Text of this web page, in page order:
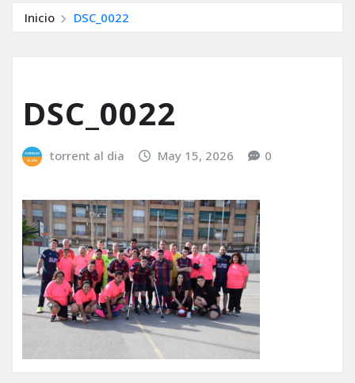
Inicio DSC_0022
DSC_0022
torrent al dia May 15, 2026 0